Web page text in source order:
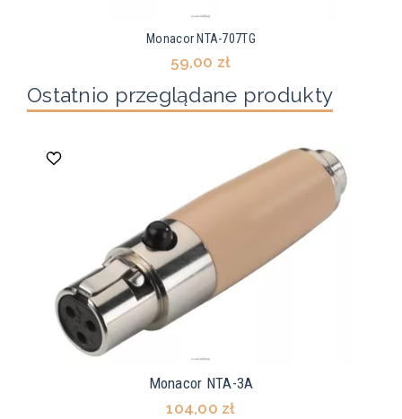
Monacor NTA-707TG
59,00 zł
Ostatnio przeglądane produkty
Monacor NTA-3A
104,00 zł